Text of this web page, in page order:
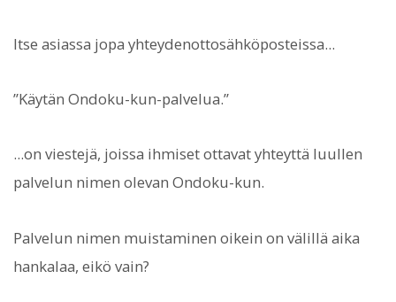
Itse asiassa jopa yhteydenottosähköposteissa...
”Käytän Ondoku-kun-palvelua.”
...on viestejä, joissa ihmiset ottavat yhteyttä luullen
palvelun nimen olevan Ondoku-kun.
Palvelun nimen muistaminen oikein on välillä aika
hankalaa, eikö vain?